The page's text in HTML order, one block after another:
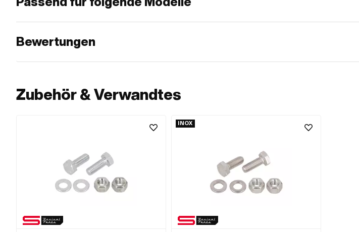
Bewertungen
Zubehör & Verwandtes
INOX